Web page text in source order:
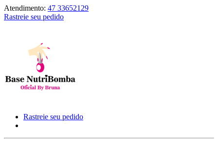
Atendimento: 47 33652129
Rastreie seu pedido
Rastreie seu pedido